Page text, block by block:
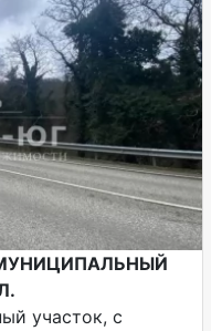
участок, с